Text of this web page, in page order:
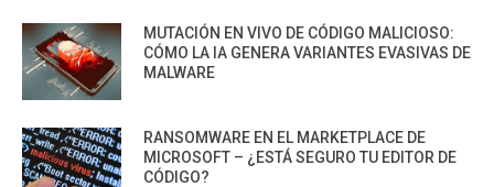
MUTACIÓN EN VIVO DE CÓDIGO MALICIOSO:
CÓMO LA IA GENERA VARIANTES EVASIVAS DE
MALWARE
RANSOMWARE EN EL MARKETPLACE DE
MICROSOFT – ¿ESTÁ SEGURO TU EDITOR DE
CÓDIGO?